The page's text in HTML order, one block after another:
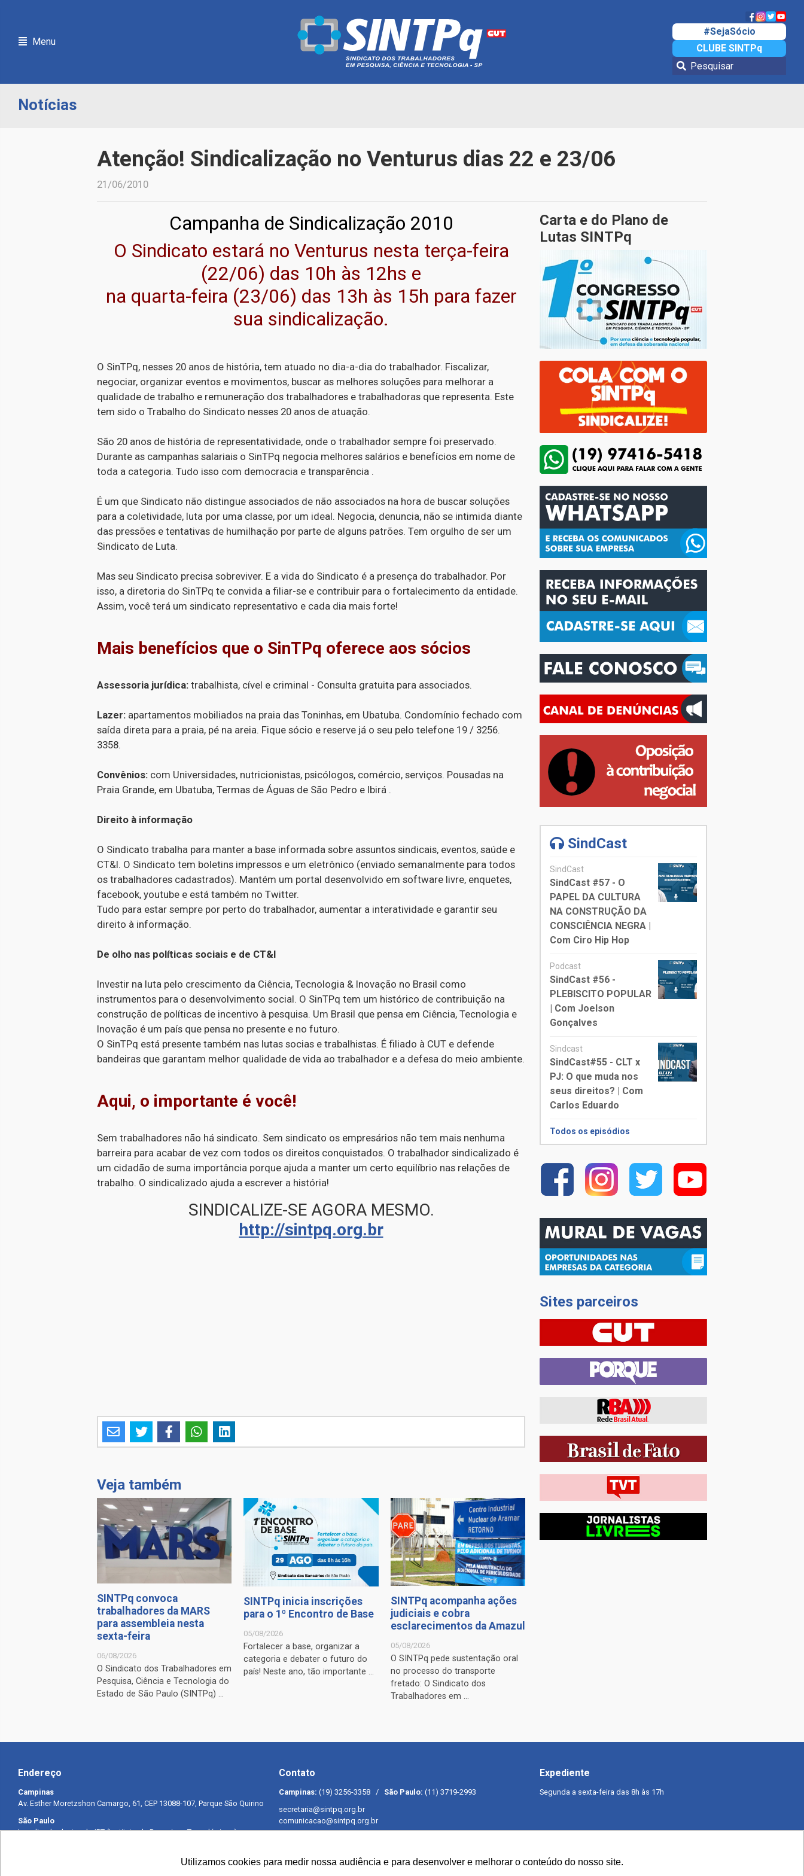
Utilizamos cookies para medir nossa audiência e para desenvolver e melhorar o conteúdo do nosso site.
Menu
#SejaSócio
CLUBE SINTPq
Notícias
Atenção! Sindicalização no Venturus dias 22 e 23/06
21/06/2010
Campanha de Sindicalização 2010
O Sindicato estará no Venturus nesta terça-feira
(22/06) das 10h às 12hs e
na quarta-feira (23/06) das 13h às 15h para fazer
sua sindicalização.
O SinTPq, nesses 20 anos de história, tem atuado no dia-a-dia do trabalhador. Fiscalizar,
negociar, organizar eventos e movimentos, buscar as melhores soluções para melhorar a
qualidade de trabalho e remuneração dos trabalhadores e trabalhadoras que representa. Este
tem sido o Trabalho do Sindicato nesses 20 anos de atuação.
São 20 anos de história de representatividade, onde o trabalhador sempre foi preservado.
Durante as campanhas salariais o SinTPq negocia melhores salários e benefícios em nome de
toda a categoria. Tudo isso com democracia e transparência .
É um que Sindicato não distingue associados de não associados na hora de buscar soluções
para a coletividade, luta por uma classe, por um ideal. Negocia, denuncia, não se intimida diante
das pressões e tentativas de humilhação por parte de alguns patrões. Tem orgulho de ser um
Sindicato de Luta.
Mas seu Sindicato precisa sobreviver. E a vida do Sindicato é a presença do trabalhador. Por
isso, a diretoria do SinTPq te convida a filiar-se e contribuir para o fortalecimento da entidade.
Assim, você terá um sindicato representativo e cada dia mais forte!
Mais benefícios que o SinTPq oferece aos sócios
Assessoria jurídica: trabalhista, cível e criminal - Consulta gratuita para associados.
Lazer: apartamentos mobiliados na praia das Toninhas, em Ubatuba. Condomínio fechado com
saída direta para a praia, pé na areia. Fique sócio e reserve já o seu pelo telefone 19 / 3256.
3358.
Convênios: com Universidades, nutricionistas, psicólogos, comércio, serviços. Pousadas na
Praia Grande, em Ubatuba, Termas de Águas de São Pedro e Ibirá .
Direito à informação
O Sindicato trabalha para manter a base informada sobre assuntos sindicais, eventos, saúde e
CT&I. O Sindicato tem boletins impressos e um eletrônico (enviado semanalmente para todos
os trabalhadores cadastrados). Mantém um portal desenvolvido em software livre, enquetes,
facebook, youtube e está também no Twitter.
Tudo para estar sempre por perto do trabalhador, aumentar a interatividade e garantir seu
direito à informação.
De olho nas políticas sociais e de CT&I
Investir na luta pelo crescimento da Ciência, Tecnologia & Inovação no Brasil como
instrumentos para o desenvolvimento social. O SinTPq tem um histórico de contribuição na
construção de políticas de incentivo à pesquisa. Um Brasil que pensa em Ciência, Tecnologia e
Inovação é um país que pensa no presente e no futuro.
O SinTPq está presente também nas lutas socias e trabalhistas. É filiado à CUT e defende
bandeiras que garantam melhor qualidade de vida ao trabalhador e a defesa do meio ambiente.
Aqui, o importante é você!
Sem trabalhadores não há sindicato. Sem sindicato os empresários não tem mais nenhuma
barreira para acabar de vez com todos os direitos conquistados. O trabalhador sindicalizado é
um cidadão de suma importância porque ajuda a manter um certo equilíbrio nas relações de
trabalho. O sindicalizado ajuda a escrever a história!
SINDICALIZE-SE AGORA MESMO.
http://sintpq.org.br
Veja também
SINTPq convoca
trabalhadores da MARS
para assembleia nesta
sexta-feira
06/08/2026
O Sindicato dos Trabalhadores em
Pesquisa, Ciência e Tecnologia do
Estado de São Paulo (SINTPq) ...
SINTPq inicia inscrições
para o 1º Encontro de Base
05/08/2026
Fortalecer a base, organizar a
categoria e debater o futuro do
país! Neste ano, tão importante ...
SINTPq acompanha ações
judiciais e cobra
esclarecimentos da Amazul
05/08/2026
O SINTPq pede sustentação oral
no processo do transporte
fretado: O Sindicato dos
Trabalhadores em ...
Carta e do Plano de
Lutas SINTPq
SindCast
SindCast
SindCast #57 - O
PAPEL DA CULTURA
NA CONSTRUÇÃO DA
CONSCIÊNCIA NEGRA |
Com Ciro Hip Hop
Podcast
SindCast #56 -
PLEBISCITO POPULAR
| Com Joelson
Gonçalves
Sindcast
SindCast#55 - CLT x
PJ: O que muda nos
seus direitos? | Com
Carlos Eduardo
Todos os episódios
Sites parceiros
Endereço
Campinas
Av. Esther Moretzshon Camargo, 61, CEP 13088-107, Parque São Quirino
São Paulo
Localizado dentro do IPT (Instituto de Pesquisas Tecnológicas) –
Contato
Campinas: (19) 3256-3358 / São Paulo: (11) 3719-2993
secretaria@sintpq.org.br
comunicacao@sintpq.org.br
Expediente
Segunda a sexta-feira das 8h às 17h